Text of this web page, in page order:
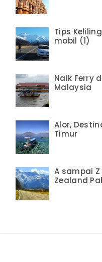
Tips
mobil (1)
Naik Ferry
Malaysia
Alor,
Timur
A sampai Z
Zealand